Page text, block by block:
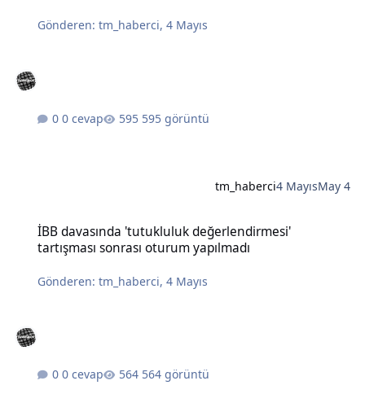
Gönderen:tm_haberci,4 Mayıs
0 cevap 595 görüntü
tm_haberci4 MayısMay 4
İBB davasında 'tutukluluk değerlendirmesi'
tartışması sonrası oturum yapılmadı
Gönderen:tm_haberci,4 Mayıs
0 cevap 564 görüntü